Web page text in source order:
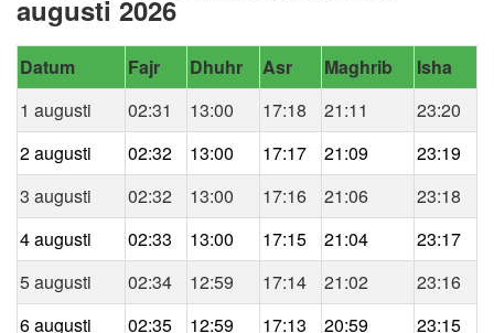
augusti 2026
Datum Fajr Dhuhr Asr Maghrib
Isha
1 augusti
02:31 13:00 17:18 21:11
23:20
2 augusti
02:32 13:00 17:17 21:09
23:19
3 augusti
02:32 13:00 17:16 21:06
23:18
4 augusti
02:33 13:00 17:15 21:04
23:17
5 augusti
02:34 12:59 17:14 21:02
23:16
6 augusti
02:35 12:59 17:13 20:59
23:15